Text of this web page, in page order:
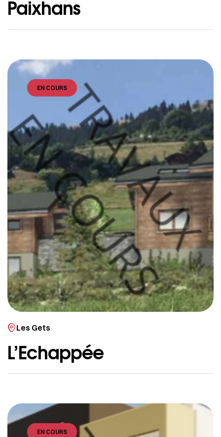
Paixhans
EN COURS
Les Gets
L’Echappée
EN COURS